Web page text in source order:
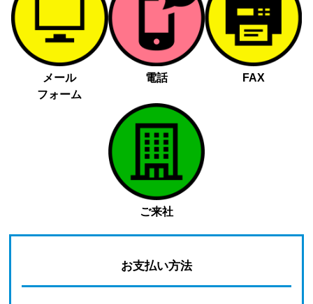
メール
フォーム
電話 FAX
ご来社
お支払い方法